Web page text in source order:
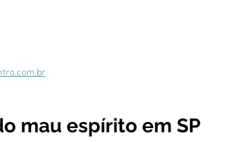
mau espírito em SP